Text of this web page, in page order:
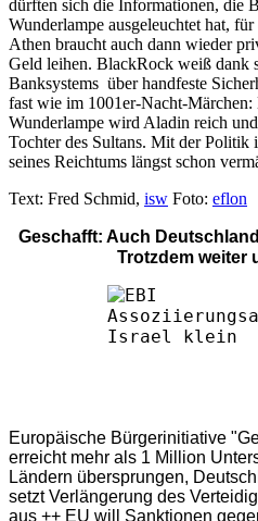
dürften sich die Informationen, die
Wunderlampe ausgeleuchtet hat,
Athen braucht auch dann wieder
Geld leihen. BlackRock weiß dank
Banksystems über handfeste
fast wie im 1001er-Nacht-
Wunderlampe wird Aladin reich
Tochter des Sultans. Mit der
seines Reichtums längst schon
Text: Fred Schmid, isw Foto: eflon
Geschafft: Auch
Trotzdem weiter
Europäische Bürgerinitiative
erreicht mehr als 1 Million
Ländern übersprungen,
setzt Verlängerung des
aus ++ EU will Sanktionen